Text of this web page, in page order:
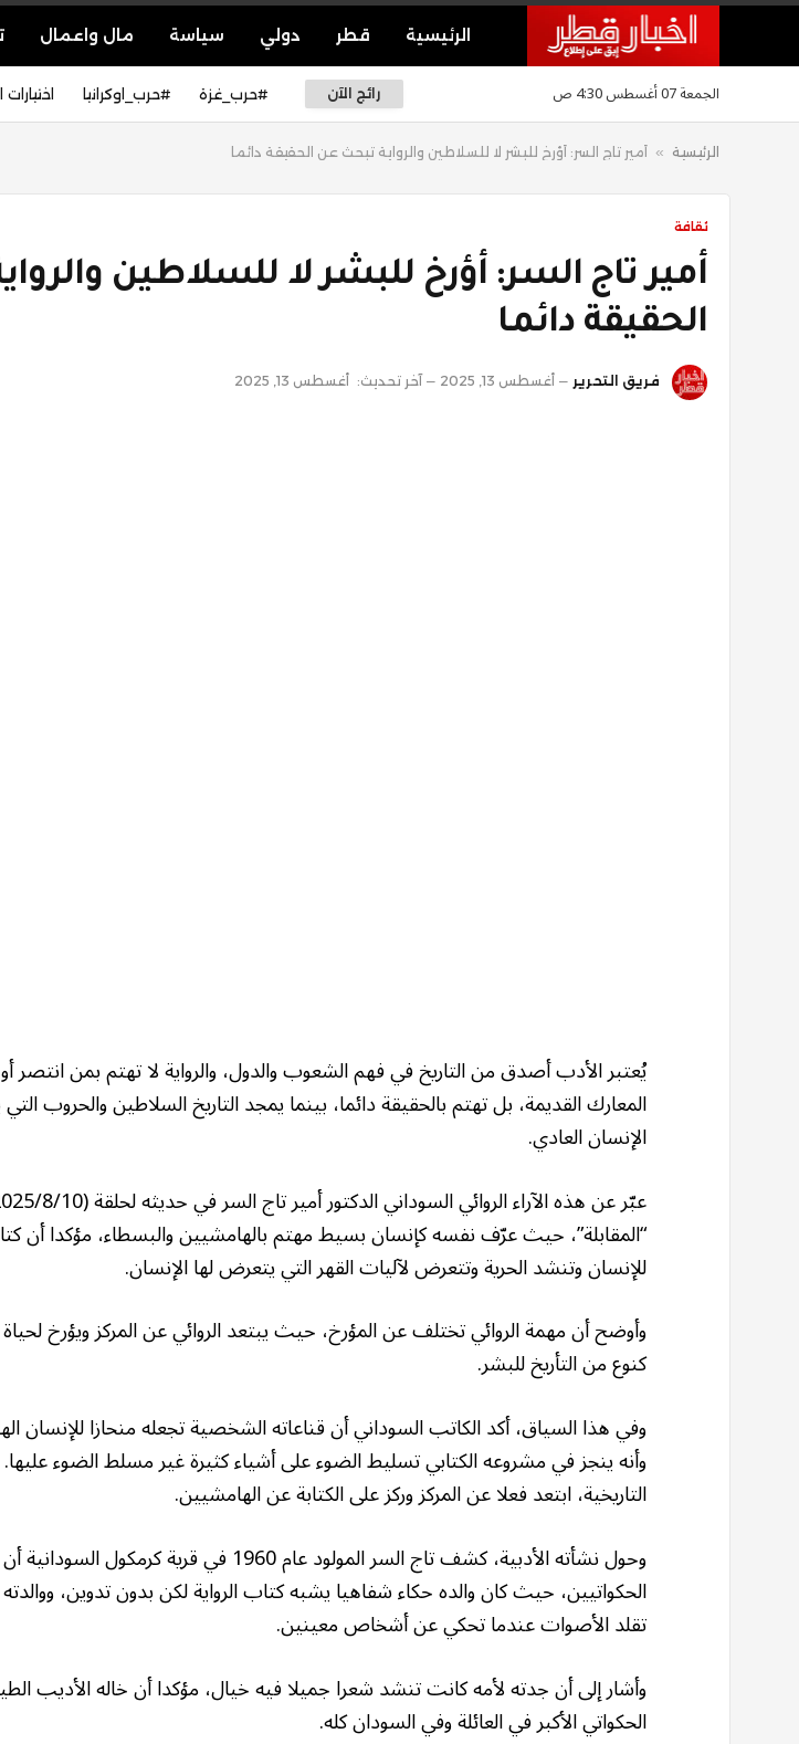
الرئيسية قطر دولي سياسة مال واعمال
الجمعة 07 أغسطس 4:30 ص رائج الآن #حرب_غزة #حرب_اوكرانيا اختيارات
الرئيسية » أمير تاج السر: أؤرخ للبشر لا للسلاطين والرواية تبحث عن الحقيقة دائما
ثقافة
أمير تاج السر: أؤرخ للبشر لا للسلاطين
الحقيقة دائما
فريق التحرير أغسطس 13, 2025 آخر تحديث: أغسطس 13, 2025
يُعتبر الأدب أصدق من التاريخ في فهم الشعوب والدول، والرواية لا تهتم بمن انتصر
المعارك القديمة، بل تهتم بالحقيقة دائما، بينما يمجد التاريخ السلاطين والحروب
الإنسان العادي.
“المقابلة”، حيث عرّف نفسه كإنسان بسيط مهتم بالهامشيين والبسطاء، مؤكدا أن
للإنسان وتنشد الحرية وتتعرض لآليات القهر التي يتعرض لها الإنسان.
وأوضح أن مهمة الروائي تختلف عن المؤرخ، حيث يبتعد الروائي عن المركز ويؤرخ
كنوع من التأريخ للبشر.
وفي هذا السياق، أكد الكاتب السوداني أن قناعاته الشخصية تجعله منحازا للإنسان
وأنه ينجز في مشروعه الكتابي تسليط الضوء على أشياء كثيرة غير مسلط الضوء
التاريخية، ابتعد فعلا عن المركز وركز على الكتابة عن الهامشيين.
وحول نشأته الأدبية، كشف تاج السر المولود عام 1960 في قرية
الحكواتيين، حيث كان والده حكاء شفاهيا يشبه كتاب الرواية لكن بدون تدوين،
تقلد الأصوات عندما تحكي عن أشخاص معينين.
وأشار إلى أن جدته لأمه كانت تنشد شعرا جميلا فيه خيال، مؤكدا أن خاله الأديب
الحكواتي الأكبر في العائلة وفي السودان كله.